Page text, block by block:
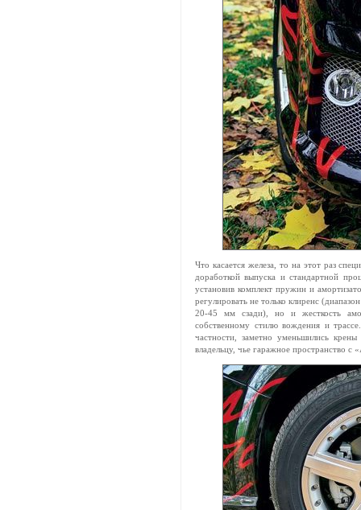
Что касается железа, то на этот раз
доработкой выпуска и стандартной
установив комплект пружин и
регулировать не только клиренс
20-45 мм сзади), но и жесткость
собственному стилю вождения и
частности, заметно уменьшились
владельцу, чье гаражное пространство